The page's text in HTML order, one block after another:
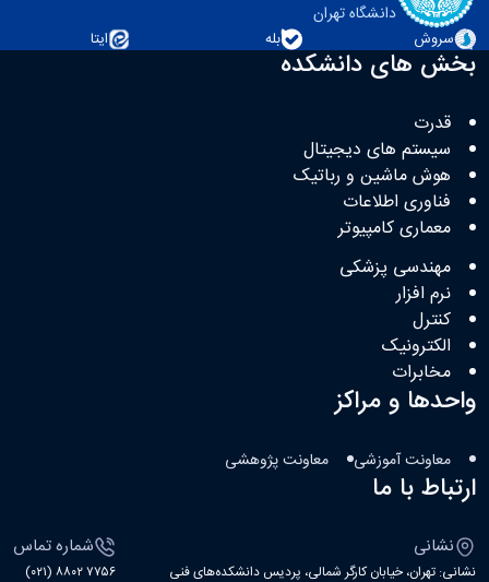
دانشگاه تهران
سروش
بله ایتا
بخش های دانشکده
قدرت
سیستم های دیجیتال
هوش ماشین و رباتیک
فناوری اطلاعات
معماری کامپیوتر
مهندسی پزشکی
نرم افزار
کنترل
الکترونیک
مخابرات
واحدها و مراکز
معاونت آموزشی معاونت پژوهشی
ارتباط با ما
نشانی
نشانی: تهران، خیابان کارگر شمالی، پردیس دانشکده‌های فنی
شماره تماس
۷۷۵۶ ۸۸۰۲ (۰۲۱)